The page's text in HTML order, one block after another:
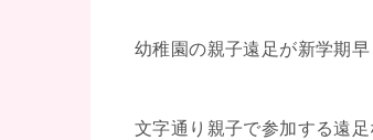
幼稚園の親子遠足が新学期
文字通り親子で参加する遠